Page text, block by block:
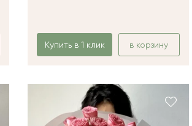
Купить в 1 клик в корзину